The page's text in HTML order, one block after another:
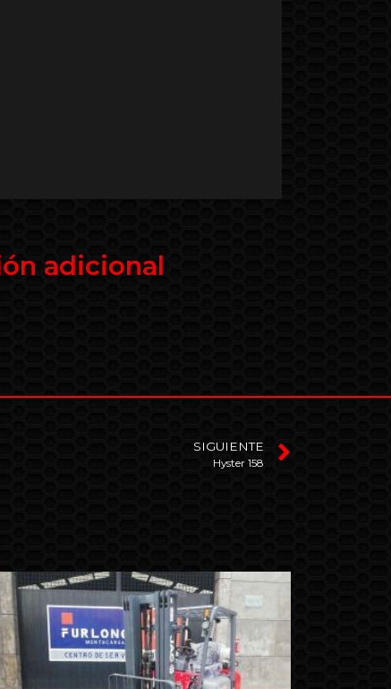
adicional
SIGUIENTE
Hyster 158